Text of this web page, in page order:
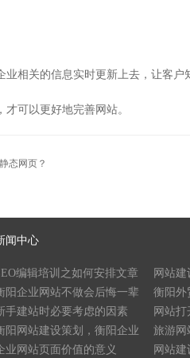
相关的信息实时更新上去，让客
可以更好地完善网站。
态网页？
闻中心
编辑培训之如何安排文章
关键词密度
网站
阳企业网站不做会后悔一辈
衡阳外
手建站时必要考虑的因素
网站
阳网站建设策划，衡阳企业
站建设原则
旅游网
业网站页面价值的意义
网站